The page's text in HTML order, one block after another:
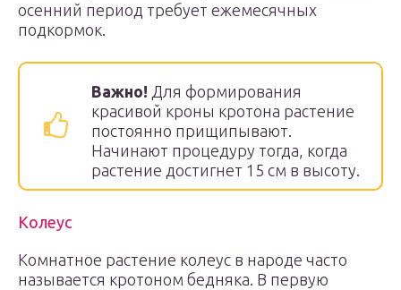
осенний период требует ежемесячных
подкормок.
Важно! Для формирования
красивой кроны кротона растение
постоянно прищипывают.
Начинают процедуру тогда, когда
растение достигнет 15 см в высоту.
Колеус
Комнатное растение колеус в народе часто
называется кротоном бедняка. В первую